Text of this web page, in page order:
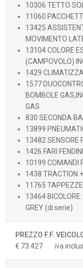
10306 TETTO
11060
13425
MOVIMENTO
13104 COLORE
(CAMPOVOLO)
1429
1577
BOMBOLE
GAS
830 SECONDA
13899
13482 SENSORE
1426 FARI
10199 COMANDI
1438 TRACTION
11765
13464
GREY (di serie)
PREZZO F.F.
€ 73.427
iva